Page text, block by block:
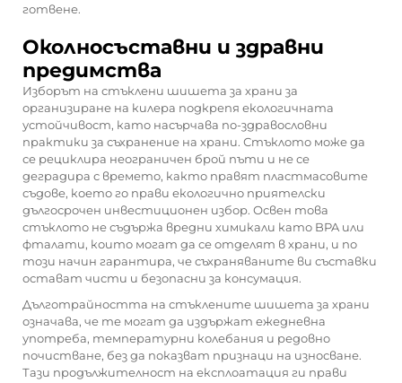
готвене.
Околносъставни и здравни
предимства
Изборът на стъклени шишета за храни за
организиране на килера подкрепя екологичната
устойчивост, като насърчава по-здравословни
практики за съхранение на храни. Стъклото може да
се рециклира неограничен брой пъти и не се
деградира с времето, както правят пластмасовите
съдове, което го прави екологично приятелски
дългосрочен инвестиционен избор. Освен това
стъклото не съдържа вредни химикали като BPA или
фталати, които могат да се отделят в храни, и по
този начин гарантира, че съхраняваните ви съставки
остават чисти и безопасни за консумация.
Дълготрайността на стъклените шишета за храни
означава, че те могат да издържат ежедневна
употреба, температурни колебания и редовно
почистване, без да показват признаци на износване.
Тази продължителност на експлоатация ги прави